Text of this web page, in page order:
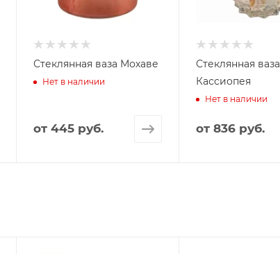
Стеклянная ваза Мохаве
Нет в наличии
от 445 руб.
Стеклянная ваза
Кассиопея
Нет в наличии
от836 руб.